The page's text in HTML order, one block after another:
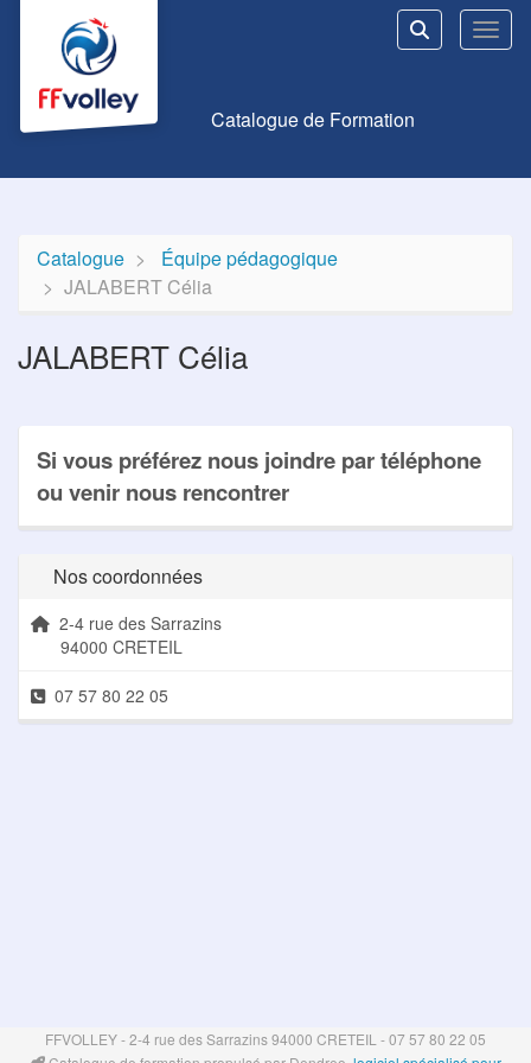
Aller au menu principal
Aller au contenu principal
Personnaliser l'interface
Rechercher
Catalogue de Formation
Catalogue
Équipe pédagogique
JALABERT Célia
JALABERT Célia
Si vous préférez nous joindre par téléphone
ou venir nous rencontrer
Nos coordonnées
2-4 rue des Sarrazins
94000 CRETEIL
07 57 80 22 05
FFVOLLEY - 2-4 rue des Sarrazins 94000 CRETEIL - 07 57 80 22 05